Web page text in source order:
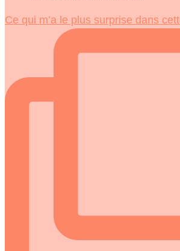
Ce qui m’a le plus surprise dans